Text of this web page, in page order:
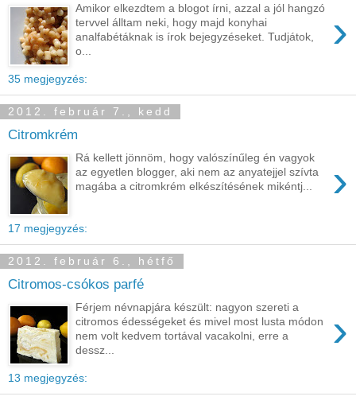
›
Amikor elkezdtem a blogot írni, azzal a jól hangzó
tervvel álltam neki, hogy majd konyhai
analfabétáknak is írok bejegyzéseket. Tudjátok,
o...
35 megjegyzés:
2012. február 7., kedd
Citromkrém
›
Rá kellett jönnöm, hogy valószínűleg én vagyok
az egyetlen blogger, aki nem az anyatejjel szívta
magába a citromkrém elkészítésének mikéntj...
17 megjegyzés:
2012. február 6., hétfő
Citromos-csókos parfé
›
Férjem névnapjára készült: nagyon szereti a
citromos édességeket és mivel most lusta módon
nem volt kedvem tortával vacakolni, erre a
dessz...
13 megjegyzés: